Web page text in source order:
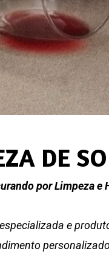
DE
por Limpeza e
e